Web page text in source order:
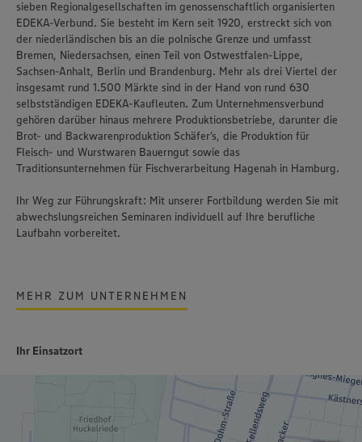
sieben Regionalgesellschaften im genossenschaftlich organisierten
EDEKA-Verbund. Sie besteht im Kern seit 1920, erstreckt sich von
der niederländischen bis an die polnische Grenze und umfasst
Bremen, Niedersachsen, einen Teil von Ostwestfalen-Lippe,
Sachsen-Anhalt, Berlin und Brandenburg. Mehr als drei Viertel der
insgesamt rund 1.500 Märkte sind in der Hand von rund 630
selbstständigen EDEKA-Kaufleuten. Zum Unternehmensverbund
gehören darüber hinaus mehrere Produktionsbetriebe, darunter die
Brot- und Backwarenproduktion Schäfer’s, die Produktion für
Fleisch- und Wurstwaren Bauerngut sowie das
Traditionsunternehmen für Fischverarbeitung Hagenah in Hamburg.
Ihr Weg zur Führungskraft: Mit unserer Fortbildung werden Sie mit
abwechslungsreichen Seminaren individuell auf Ihre berufliche
Laufbahn vorbereitet.
MEHR ZUM UNTERNEHMEN
Ihr Einsatzort